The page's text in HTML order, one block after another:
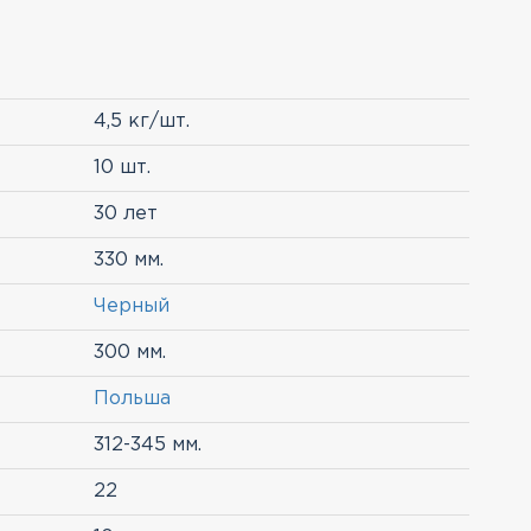
4,5 кг/шт.
10 шт.
30 лет
330 мм.
Черный
300 мм.
Польша
312-345 мм.
22